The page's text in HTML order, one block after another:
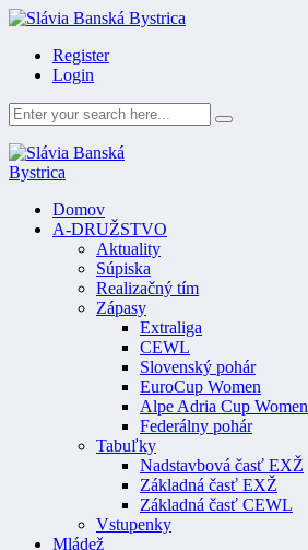
Register
Login
Domov
A-DRUŽSTVO
Aktuality
Súpiska
Realizačný tím
Zápasy
Extraliga
CEWL
Slovenský pohár
EuroCup Women
Alpe Adria Cup Women
Federálny pohár
Tabuľky
Nadstavbová časť EXŽ
Základná časť EXŽ
Základná časť CEWL
Vstupenky
Mládež